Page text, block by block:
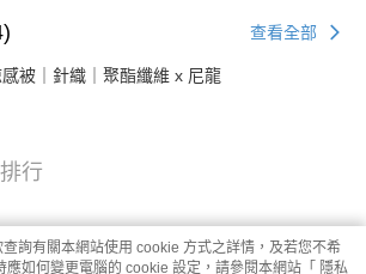
查看全部
被｜針織｜聚酯纖維 x 尼龍
行
詢有關本網站使用 cookie 方式之詳情，及若您不希
應如何變更電腦的 cookie 設定，請參閱本網站「 隱私